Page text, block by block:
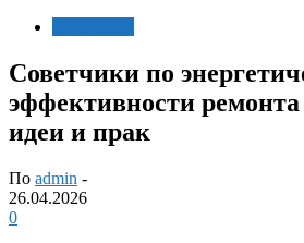
Советчики по
эффективности
идеи и прак
По admin -
26.04.2026
0